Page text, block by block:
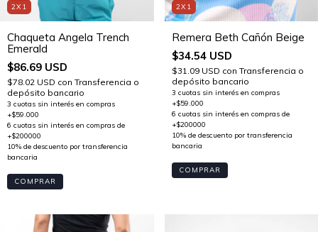
2X1
Chaqueta Angela Trench
Emerald
$86.69 USD
$78.02 USD con Transferencia o
depósito bancario
COMPRAR
2X1
Remera Beth Cañón Beige
$34.54 USD
$31.09 USD con Transferencia o
depósito bancario
COMPRAR